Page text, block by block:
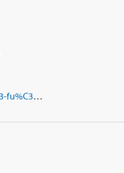
https://atlas-film.de/fc-venus-%E2%80%93-fu%C3%9Fball-ist-frauensache.html